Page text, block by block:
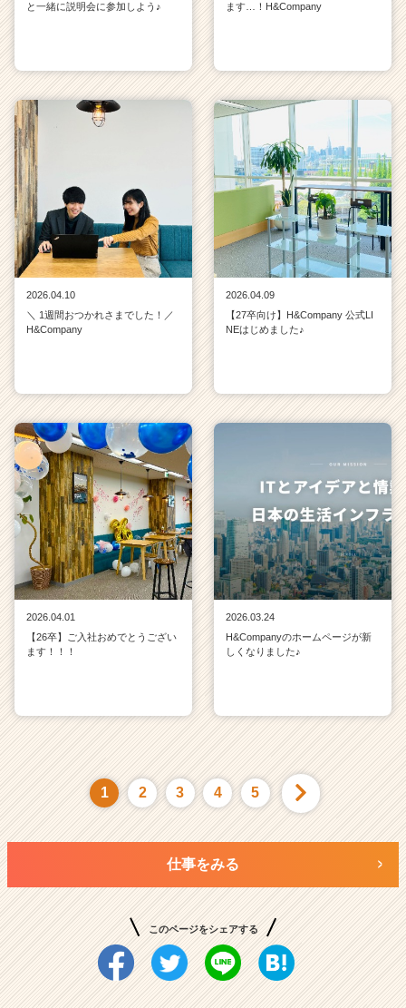
と一緒に説明会に参加しよう♪
ます…！H&Company
2026.04.10
＼ 1週間おつかれさまでした！／
H&Company
2026.04.09
【27卒向け】H&Company 公式LI
NEはじめました♪
2026.04.01
【26卒】ご入社おめでとうござい
ます！！！
2026.03.24
H&Companyのホームページが新
しくなりました♪
1 2 3 4 5
仕事をみる
このページをシェアする